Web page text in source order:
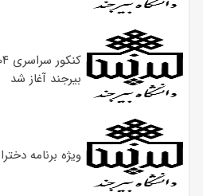
بیرجند آغاز شد
ویژه برنامه